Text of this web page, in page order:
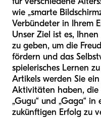
wie „smarte
Verbündeter in Ihrem
Unser Ziel ist es,
zu geben, um die
fördern und das
spielerisches Lernen
Artikels werden Sie
Aktivitäten haben, die
„Gugu“ und „Gaga“
zukünftigen Erfolg zu